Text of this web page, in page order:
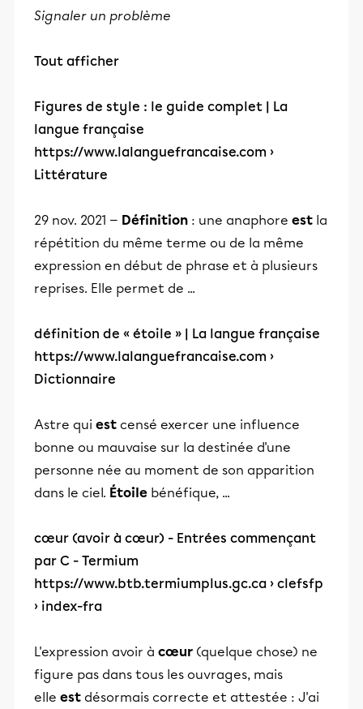
Signaler un problème
Tout afficher
Figures de style : le guide complet | La
langue française
https://www.lalanguefrancaise.com ›
Littérature
29 nov. 2021 — Définition : une anaphore est la
répétition du même terme ou de la même
expression en début de phrase et à plusieurs
reprises. Elle permet de ...
définition de « étoile » | La langue française
https://www.lalanguefrancaise.com ›
Dictionnaire
Astre qui est censé exercer une influence
bonne ou mauvaise sur la destinée d'une
personne née au moment de son apparition
dans le ciel. Étoile bénéfique, ...
cœur (avoir à cœur) - Entrées commençant
par C - Termium
https://www.btb.termiumplus.gc.ca › clefsfp
› index-fra
L'expression avoir à cœur (quelque chose) ne
figure pas dans tous les ouvrages, mais
elle est désormais correcte et attestée : J'ai